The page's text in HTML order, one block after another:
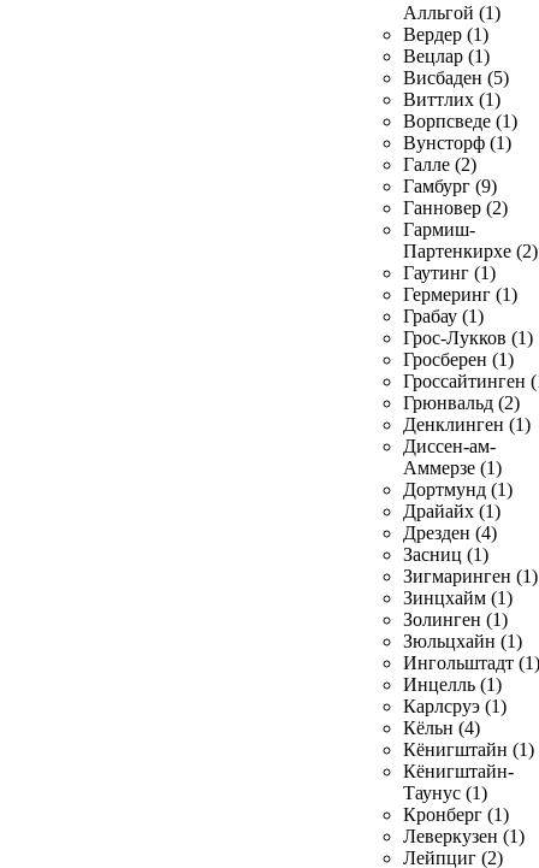
Алльгой (1)
Вердер (1)
Вецлар (1)
Висбаден (5)
Виттлих (1)
Ворпсведе (1)
Вунсторф (1)
Галле (2)
Гамбург (9)
Ганновер (2)
Гармиш-
Партенкирхе (2)
Гаутинг (1)
Гермеринг (1)
Грабау (1)
Грос-Лукков (1)
Гросберен (1)
Гроссайтинген
Грюнвальд (2)
Денклинген (1)
Диссен-ам-
Аммерзе (1)
Дортмунд (1)
Драйайх (1)
Дрезден (4)
Засниц (1)
Зигмаринген (1)
Зинцхайм (1)
Золинген (1)
Зюльцхайн (1)
Ингольштадт (1)
Инцелль (1)
Карлсруэ (1)
Кёльн (4)
Кёнигштайн (1)
Кёнигштайн-
Таунус (1)
Кронберг (1)
Леверкузен (1)
Лейпциг (2)